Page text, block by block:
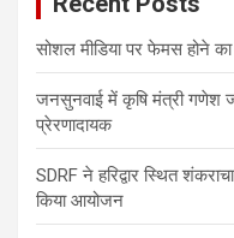
सोशल मीडिया पर फेमस होने का
जनसुनवाई में कृषि मंत्री गणेश
प्रेरणादायक
SDRF ने हरिद्वार स्थित
किया आयोजन